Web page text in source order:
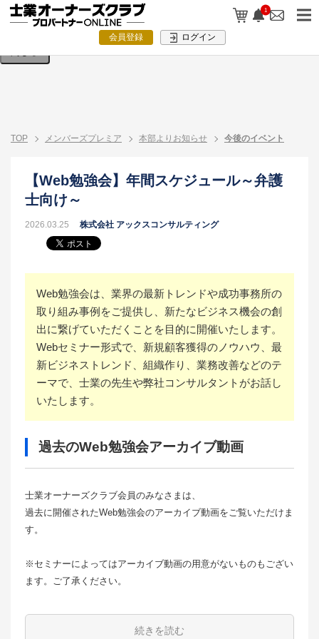
1
会員登録 ログイン
検索条件を入力してください。
TOP メンバーズプレミア 本部よりお知らせ 今後のイベント
【Web勉強会】年間スケジュール～弁護
士向け～
2026.03.25 株式会社 アックスコンサルティング
Web勉強会は、業界の最新トレンドや成功事務所の
取り組み事例をご提供し、新たなビジネス機会の創
出に繋げていただくことを目的に開催いたします。
Webセミナー形式で、新規顧客獲得のノウハウ、最
新ビジネストレンド、組織作り、業務改善などのテ
ーマで、士業の先生や弊社コンサルタントがお話し
いたします。
過去のWeb勉強会アーカイブ動画
士業オーナーズクラブ会員のみなさまは、
過去に開催されたWeb勉強会のアーカイブ動画をご覧いただけま
す。
※セミナーによってはアーカイブ動画の用意がないものもござい
ます。ご了承ください。
続きを読む